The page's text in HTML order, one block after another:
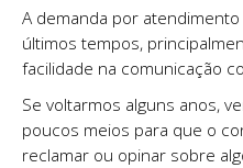
A demanda por
últimos tempos,
facilidade na comunicação
Se voltarmos alguns anos,
poucos meios para que o
reclamar ou opinar sobre